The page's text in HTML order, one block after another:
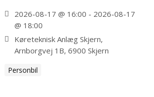
2026-08-17 @ 16:00 - 2026-08-17
@ 18:00
Køreteknisk Anlæg Skjern,
Arnborgvej 1B, 6900 Skjern
Personbil